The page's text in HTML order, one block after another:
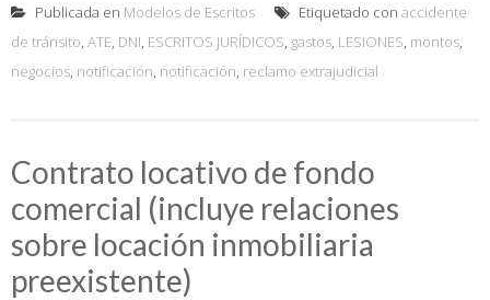
Publicada en Modelos de Escritos Etiquetado con accidente
de tránsito, ATE, DNI, ESCRITOS JURÍDICOS, gastos, LESIONES, montos,
negocios, notificación, notificación, reclamo extrajudicial
Contrato locativo de fondo
comercial (incluye relaciones
sobre locación inmobiliaria
preexistente)